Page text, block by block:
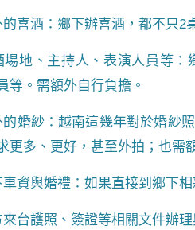
喜酒：鄉下辦喜酒，都不只2
場地、主持人、表演人員等
等。需額外自行負擔。
的婚紗：越南這幾年對於婚紗
更多、更好，甚至外拍；也需
資與婚禮：如果直接到鄉下相
來台護照、簽證等相關文件辦